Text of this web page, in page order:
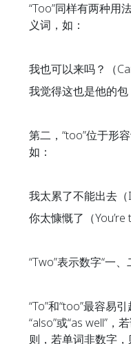
“Too”同样有两种用
义词，如：
我也可以来吗？（
我觉得这也是他的包
第二，“too”位于形
如：
我太累了不能出去（
你太慷慨了（You’re
“Two”表示数字“一、
“To”和“too”最容易
“also”或“as well”，
则，若单词非数字，